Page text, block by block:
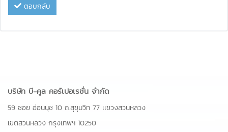
ตอบกลับ
บริษัท บี-คูล คอร์เปอเรชั่น จำกัด
59 ซอย อ่อนนุช 10 ถ.สุขุมวิท 77 เเขวงสวนหลวง
เขตสวนหลวง กรุงเทพฯ 10250